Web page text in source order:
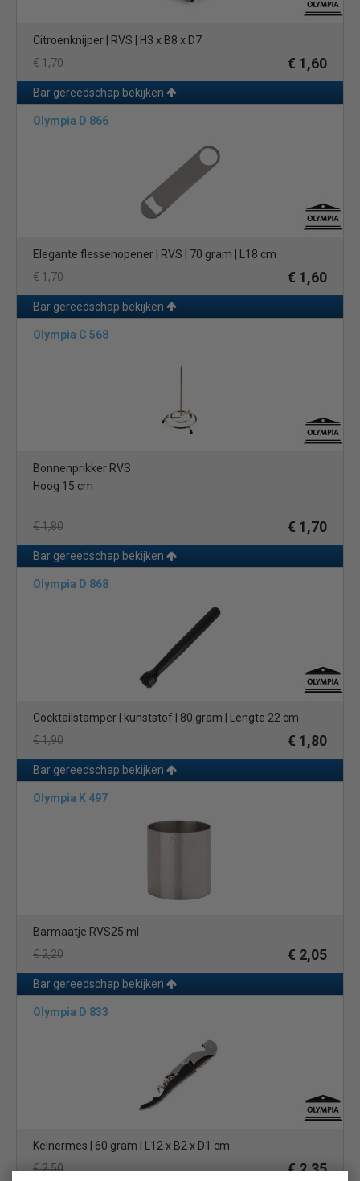
Citroenknijper | RVS | H3 x B8 x D7
€ 1,70
€ 1,60
Bar gereedschap bekijken
Olympia D 866
Elegante flessenopener | RVS | 70 gram | L18 cm
€ 1,70
€ 1,60
Bar gereedschap bekijken
Olympia C 568
Bonnenprikker RVS
Hoog 15 cm
€ 1,80 € 1,70
Bar gereedschap bekijken
Olympia D 868
Cocktailstamper | kunststof | 80 gram | Lengte 22 cm
€ 1,90
€ 1,80
Bar gereedschap bekijken
Olympia K 497
Barmaatje RVS25 ml
€ 2,20
€ 2,05
Bar gereedschap bekijken
Olympia D 833
Kelnermes | 60 gram | L12 x B2 x D1 cm
€ 2,50
€ 2,35